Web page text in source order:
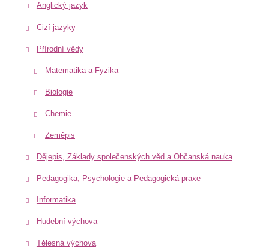
Anglický jazyk
Cizí jazyky
Přírodní vědy
Matematika a Fyzika
Biologie
Chemie
Zeměpis
Dějepis, Základy společenských věd a Občanská nauka
Pedagogika, Psychologie a Pedagogická praxe
Informatika
Hudební výchova
Tělesná výchova